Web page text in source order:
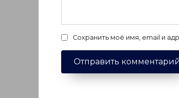
Сохранить моё имя, email и